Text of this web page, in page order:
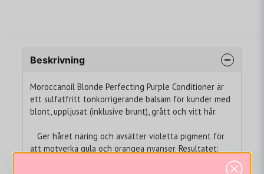
Beskrivning
Moroccanoil Blonde Perfecting Purple Conditioner är
ett sulfatfritt tonkorrigerande balsam för kunder med
blont, uppljusat (inklusive brunt), grått och vitt hår.
Ger håret näring och avsätter violetta pigment för
att motverka gula och orangea nyanser. Resultatet: